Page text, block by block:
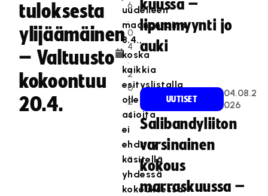
tuloksesta
ylijäämäinen
– Valtuusto
kokoontuu
20.4.
6
.
0
4
.
2
0
2
4
uudelleen
maanantaina
8.4.,
koska
kaikkia
esityslistalla
olleita
asioita
ei
ehditty
käsitellä
yhdessä
kokouksessa.
kuussa –
lipunmyynti jo
auki
UUTISET
04.08.2
026
Salibandyliiton
varsinainen
kokous
marraskuussa –